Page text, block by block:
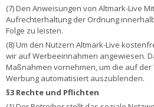
(7) Den Anweisungen von Altmark-Live
Aufrechterhaltung der Ordnung
Folge zu leisten.
(8) Um den Nutzern Altmark-Live
wir auf Werbeeinnahmen angewiesen.
Maßnahmen vornehmen, um die auf
Werbung automatisiert auszublenden.
§3 Rechte und Pflichten